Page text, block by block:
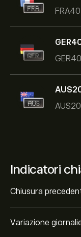
Indicatori
Chiusura
Variazione